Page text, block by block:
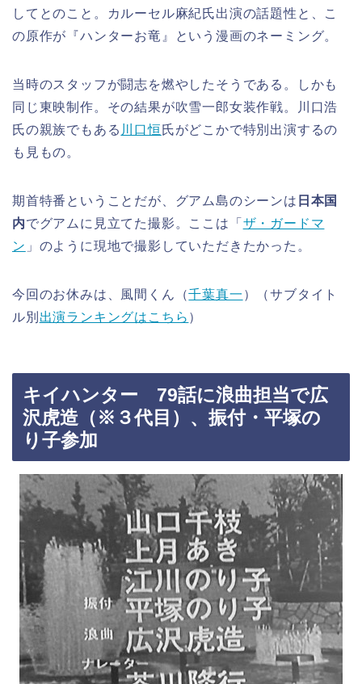
してとのこと。カルーセル麻紀氏出演の話題性と、こ
の原作が『ハンターお竜』という漫画のネーミング。
当時のスタッフが闘志を燃やしたそうである。しかも
同じ東映制作。その結果が吹雪一郎女装作戦。川口浩
氏の親族でもある 川口恒 氏がどこかで特別出演するの
も見もの。
期首特番ということだが、グアム島のシーンは 日本国
内でグアムに見立てた撮影。ここは「 ザ・ガードマ
ン 」のように現地で撮影していただきたかった。
今回のお休みは、風間くん（千葉真一 ）（サブタイト
ル別 出演ランキングはこちら ）
キイハンター 79話に浪曲担当で広
沢虎造（※３代目）、振付・平塚の
り子参加